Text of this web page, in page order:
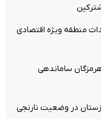
شد/ احداث منطقه ویژه اقتصادی
ساماندهی